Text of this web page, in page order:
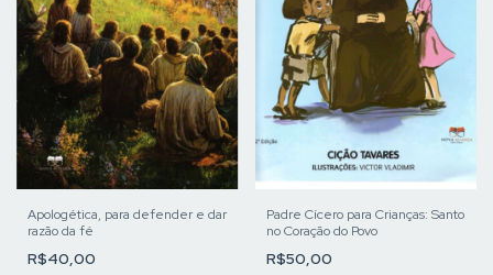
Apologética, para defender e dar
razão da fé
R$40,00
Padre Cícero para Crianças: Santo
no Coração do Povo
R$50,00